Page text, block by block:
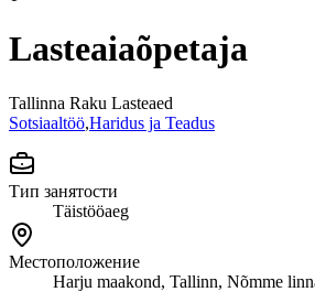
Lasteaiaõpetaja
Tallinna Raku Lasteaed
Sotsiaaltöö,Haridus ja Teadus
Тип занятости
Täistööaeg
Местоположение
Harju maakond, Tallinn, Nõmme